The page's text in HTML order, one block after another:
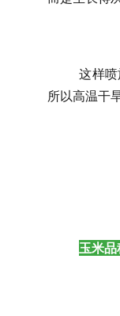
这样
所以高温干
玉米品